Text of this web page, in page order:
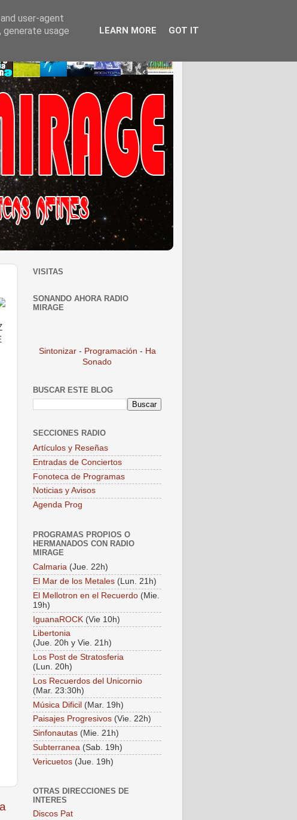
VISITAS
SONANDO AHORA RADIO
MIRAGE
Sintonizar - Programación - Ha
Sonado
BUSCAR ESTE BLOG
SECCIONES RADIO
Artículos y Reseñas
Entradas de Conciertos
Fonoteca de Programas
Noticias y Avisos
Agenda Prog
PROGRAMAS PROPIOS O
HERMANADOS CON RADIO
MIRAGE
Calmaria (Jue. 22h)
El Mar de los Metales (Lun. 21h)
El Mellotron en el Recuerdo (Mie.
19h)
IguanaROCK (Vie 10h)
Libertonia
(Jue. 20h y Vie. 21h)
Los Post de Stratosferia
(Lun. 20h)
Los Recuerdos del Unicornio
(Mar. 23:30h)
Música Dificil (Mar. 19h)
Paisajes Progresivos (Vie. 22h)
Sinfonautas (Mie. 21h)
Subterranea (Sab. 19h)
Vericuetos (Jue. 19h)
OTRAS DIRECCIONES DE
INTERES
Discos Pat
user-agent
usage
LEARN MORE GOT IT